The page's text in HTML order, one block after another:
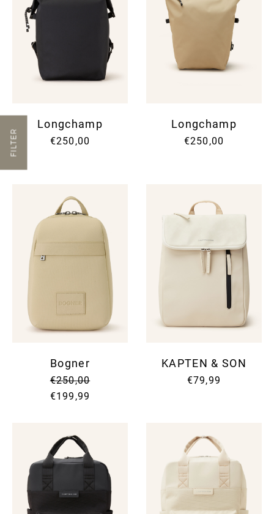
FILTER
Longchamp
€250,00
Longchamp
€250,00
Bogner
€250,00
€199,99
KAPTEN & SON
€79,99